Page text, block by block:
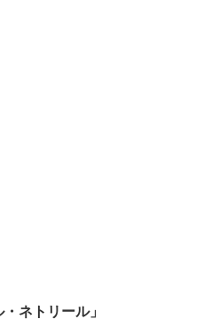
ネトリール」